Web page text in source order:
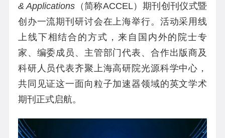
& Applications （简称ACCEL）期刊创刊仪式暨
创办一流期刊研讨会在上海举行。活动采用线
上线下相结合的方式，来自国内外的院士专
家、编委成员、主管部门代表、合作出版商及
科研人员代表齐聚上海高研院光源科学中心，
共同见证这一面向粒子加速器领域的英文学术
期刊正式启航。